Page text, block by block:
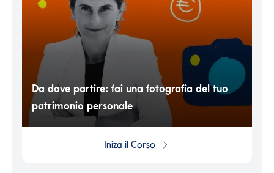
Da dove partire: fai una fotografia del tuo
patrimonio personale
Iniza il Corso